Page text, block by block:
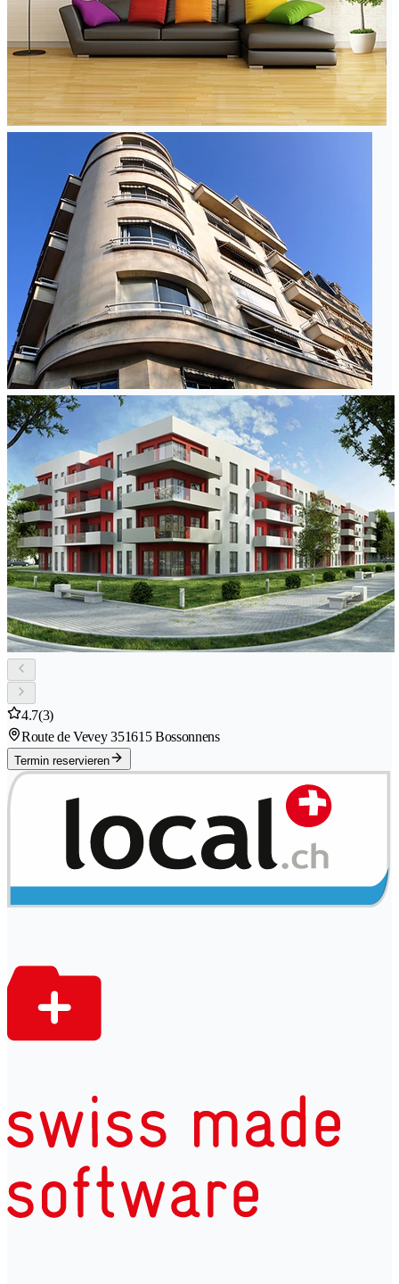
4.7(3)
Route de Vevey 351615 Bossonnens
Termin reservieren